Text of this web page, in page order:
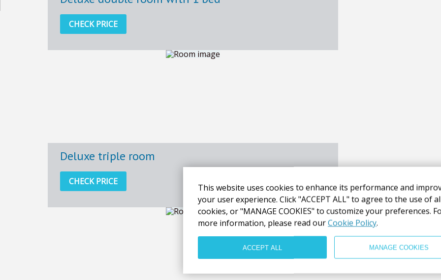
This website uses cookies to enhance its performance and
your user experience. Click "ACCEPT ALL" to agree to the use of
cookies, or "MANAGE COOKIES" to customize your preferences.
more information, please read ourCookie Policy.
ACCEPT ALL MANAGE COOKIES
CHECK PRICE
Deluxe triple room
CHECK PRICE